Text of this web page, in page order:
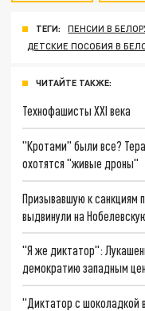
ТЕГИ: ПЕНСИИ В
ДЕТСКИЕ ПОСОБИЯ В
ЧИТАЙТЕ ТАКЖЕ:
Технофашисты XXI века
"Кротами" были все?
охотятся "живые дроны"
Призывавшую к санкциям
выдвинули на
"Я же диктатор":
демократию западным
"Диктатор с шоколадкой